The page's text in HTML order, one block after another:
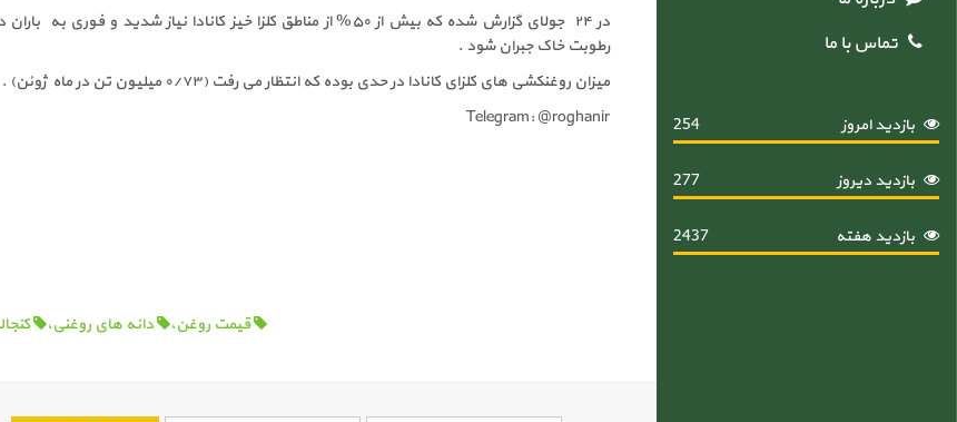
تماس با ما
بازدید امروز 254
بازدید دیروز 277
بازدید هفته 2437
در ۲۴ جولای گزارش شده که بیش از ۵۰% از مناطق کلزا خیز کانادا نیاز شدید و فوری
رطوبت خاک جبران شود .
میزان روغنکشی های کلزای کانادا در حدی بوده که انتظار می رفت (۰/۷۳ میلیون تن در ماه ژوئن) .
Telegram: @roghanir
قیمت روغن، دانه های روغنی،